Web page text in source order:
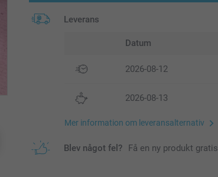
Leverans
Datum
2026-08-12
2026-08-13
Mer information om leveransalternativ
Blev något fel? Få en ny produkt gratis